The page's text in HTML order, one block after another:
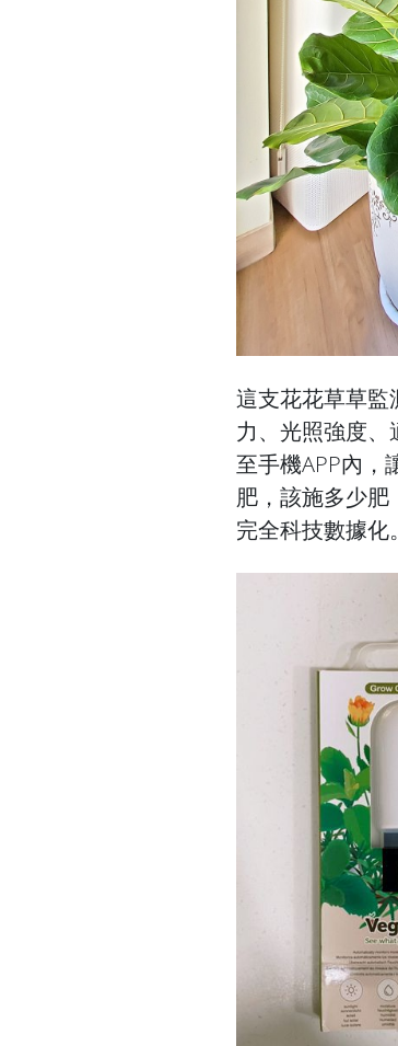
這支花花草草監
力、光照強度
至手機APP內，
肥，該施多少肥
完全科技數據化。